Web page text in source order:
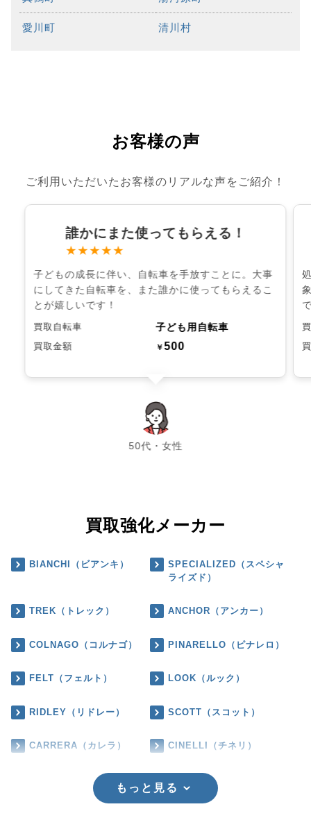
愛川町 清川村
お客様の声
ご利用いただいたお客様のリアルな声をご紹介！
誰かにまた使ってもらえる！
★★★★★
子どもの成長に伴い、自転車を手放すことに。大事
にしてきた自転車を、また誰かに使ってもらえるこ
とが嬉しいです！
買取自転車 子ども用自転車
買取金額 ￥500
50代・女性
chevron_left chevron_right
買取強化メーカー
BIANCHI（ビアンキ）
SPECIALIZED（スペシャ
ライズド）
TREK（トレック） ANCHOR（アンカー）
COLNAGO（コルナゴ） PINARELLO（ピナレロ）
FELT（フェルト） LOOK（ルック）
RIDLEY（リドレー） SCOTT（スコット）
CARRERA（カレラ） CINELLI（チネリ）
もっと見る